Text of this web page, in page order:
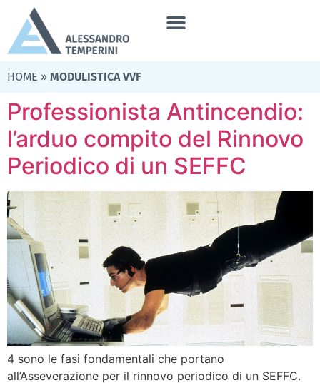
HOME » MODULISTICA VVF
Professionista Antincendio:
l’arduo compito del Rinnovo
Periodico di un SEFFC
4 sono le fasi fondamentali che portano
all’Asseverazione per il rinnovo periodico di un SEFFC.